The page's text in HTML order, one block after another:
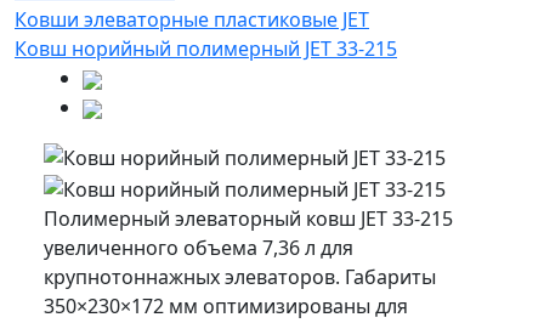
Ковши элеваторные пластиковые JET
Ковш норийный полимерный JET 33-215
Полимерный элеваторный ковш JET 33-215
увеличенного объема 7,36 л для
крупнотоннажных элеваторов. Габариты
350×230×172 мм оптимизированы для